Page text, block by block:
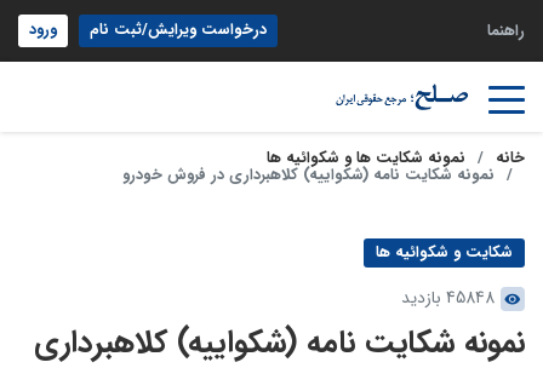
راهنما درخواست ویرایش/ثبت نام ورود
خانه نمونه شکایت ها و شکوائیه ها
نمونه شکایت نامه (شکواییه) کلاهبرداری در فروش خودرو
شکایت و شکوائیه ها
45848 بازدید
نمونه شکایت نامه (شکواییه) کلاهبرداری